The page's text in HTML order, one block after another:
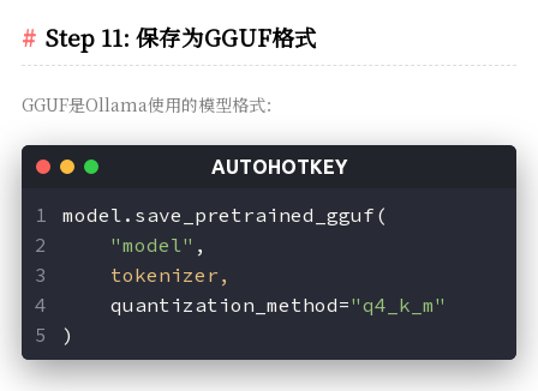
Step 11: 保存为GGUF格式
GGUF是Ollama使用的模型格式：
model.save_pretrained_gguf(
"model" ,
    tokenizer,
    quantization_method=
"q4_k_m"
)